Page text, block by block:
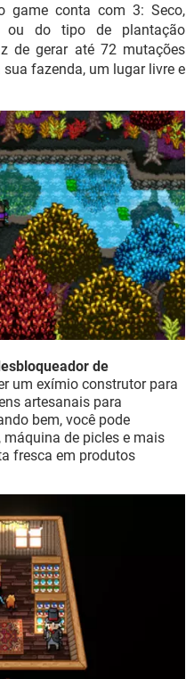
game conta com 3: Seco,
ou do tipo de plantação
de gerar até 72 mutações
fazenda, um lugar livre e
de
um exímio construtor para
artesanais para
bem, você pode
de picles e mais
fresca em produtos